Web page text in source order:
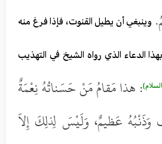
وينبغي أن يطيل القنوت، فإذا فرغ منه
الدعاء الذي رواه الشيخ في التهذيب
: هذا مَقامُ مَنْ حَسَناتُهُ نِعْمَةٌ
عَظيمٌ، وَلَيْسَ لِذلِكَ إِلاّ